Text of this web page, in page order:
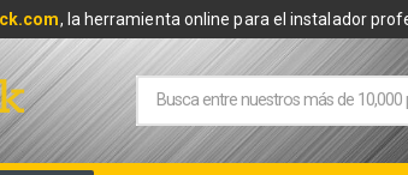
, la herramienta online para el instalador